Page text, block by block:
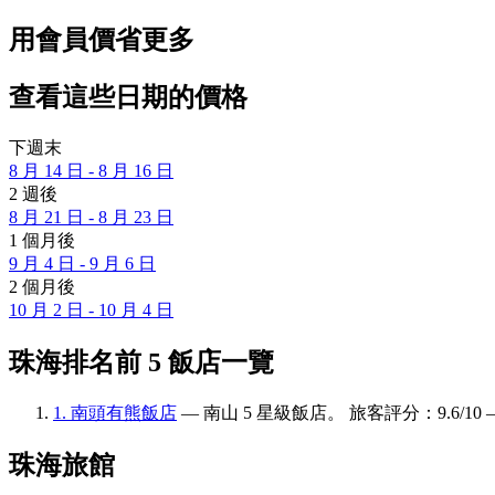
用會員價省更多
查看這些日期的價格
下週末
8 月 14 日 - 8 月 16 日
2 週後
8 月 21 日 - 8 月 23 日
1 個月後
9 月 4 日 - 9 月 6 日
2 個月後
10 月 2 日 - 10 月 4 日
珠海排名前 5 飯店一覽
1. 南頭有熊飯店 — 南山 5 星級飯店。 旅客評分：9.6/10
珠海旅館